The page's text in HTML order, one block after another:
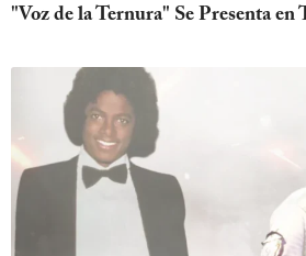
"Voz de la Ternura" Se Presenta en